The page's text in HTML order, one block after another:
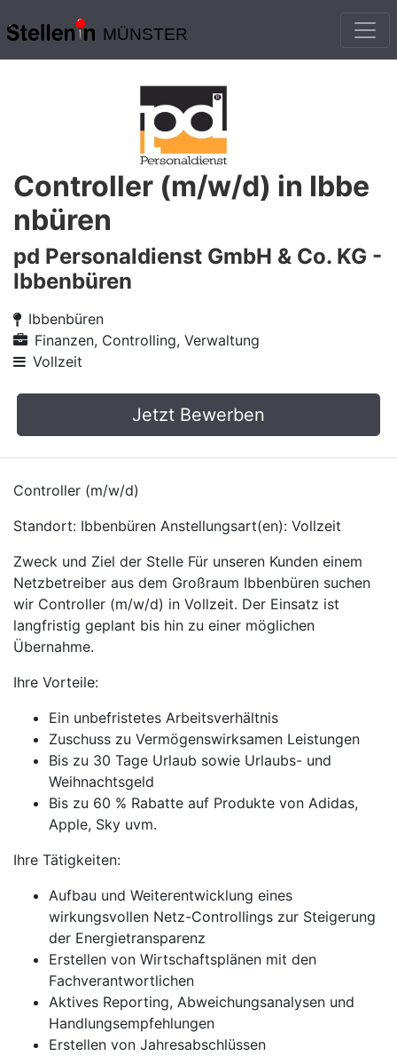
MÜNSTER
Controller (m/w/d) in Ibbe
nbüren
pd Personaldienst GmbH & Co. KG -
Ibbenbüren
Ibbenbüren
Finanzen, Controlling, Verwaltung
Vollzeit
Jetzt Bewerben
Controller (m/w/d)
Standort: Ibbenbüren Anstellungsart(en): Vollzeit
Zweck und Ziel der Stelle Für unseren Kunden einem
Netzbetreiber aus dem Großraum Ibbenbüren suchen
wir Controller (m/w/d) in Vollzeit. Der Einsatz ist
langfristig geplant bis hin zu einer möglichen
Übernahme.
Ihre Vorteile:
Ein unbefristetes Arbeitsverhältnis
Zuschuss zu Vermögenswirksamen Leistungen
Bis zu 30 Tage Urlaub sowie Urlaubs- und
Weihnachtsgeld
Bis zu 60 % Rabatte auf Produkte von Adidas,
Apple, Sky uvm.
Ihre Tätigkeiten:
Aufbau und Weiterentwicklung eines
wirkungsvollen Netz-Controllings zur Steigerung
der Energietransparenz
Erstellen von Wirtschaftsplänen mit den
Fachverantwortlichen
Aktives Reporting, Abweichungsanalysen und
Handlungsempfehlungen
Erstellen von Jahresabschlüssen